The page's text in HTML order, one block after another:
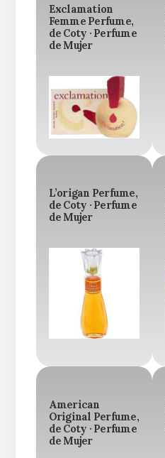
Exclamation
Femme Perfume,
de Coty · Perfume
de Mujer
L’origan Perfume,
de Coty · Perfume
de Mujer
American
Original Perfume,
de Coty · Perfume
de Mujer